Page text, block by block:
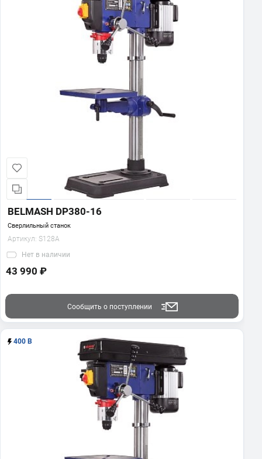
BELMASH DP380-16
Сверлильный станок
Артикул: S128A
Нет в наличии
43 990 ₽
Сообщить о поступлении
400 В